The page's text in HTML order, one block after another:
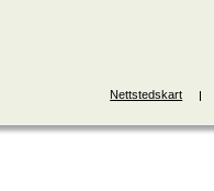
Nettstedskart